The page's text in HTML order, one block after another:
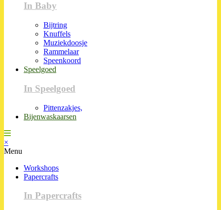
In Baby
Bijtring
Knuffels
Muziekdoosje
Rammelaar
Speenkoord
Speelgoed
In Speelgoed
Pittenzakjes,
Bijenwaskaarsen
×
Menu
Workshops
Papercrafts
In Papercrafts